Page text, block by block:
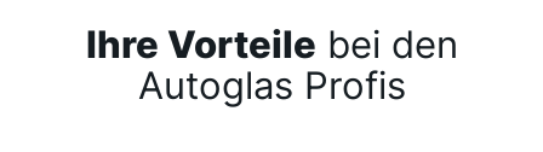
Ihre Vorteile bei den
Autoglas Profis